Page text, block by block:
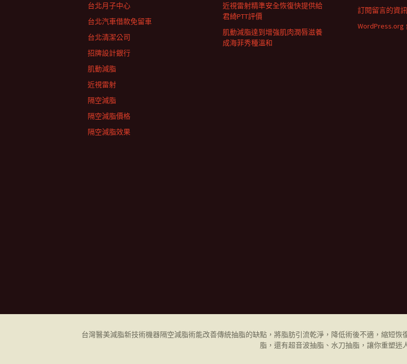
近視雷射精準安全恢復快提供給
君綺PTT評價
肌動減脂達到增強肌肉潤唇滋養
成海菲秀種溫和
台北月子中心
台北汽車借款免留車
台北清潔公司
招牌設計銀行
肌動減脂
近視雷射
隔空減脂
隔空減脂價格
隔空減脂效果
訂閱留言的資
WordPress.org
台灣醫美減脂新技術機器隔空減脂術能改善傳統抽脂的缺點，將脂肪引流乾淨，降低術後不適，縮短
脂，還有超音波抽脂、水刀抽脂，讓你重塑迷